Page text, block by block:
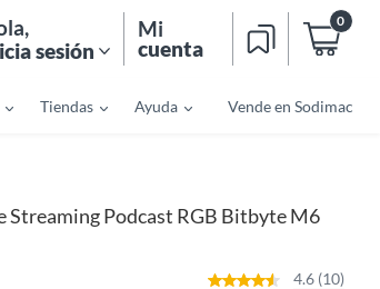
,
sesión
Mi
cuenta
0
Tiendas Ayuda Vende en Sodimac
Streaming Podcast RGB Bitbyte M6
4.6 (10)